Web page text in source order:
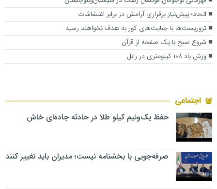
اتحاد؛ پیش‌نیاز برقراری آرامش در برابر اغتشاشات
تروریست‌ها با جنایت‌های کور به هدف نخواهند رسید
شروع صبح با یک صفحه از قرآن
وزش باد ۱۰۸ کیلومتری در زابل
اجتماعی
حفظ یک‌ونیم کیلو طلا در حادثه جاده‌ای خاش
صرفه‌جویی با بخشنامه نیست؛ مدیران باید تغییر کنند